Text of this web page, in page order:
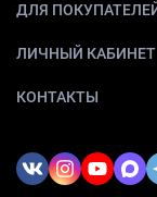
ДЛЯ
ЛИЧНЫЙ КАБИНЕТ
КОНТАКТЫ